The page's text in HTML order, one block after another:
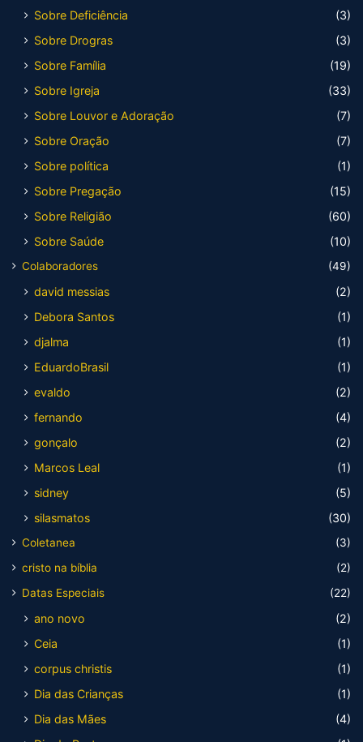
Sobre Deficiência
(3)
Sobre Drogras
(3)
Sobre Família
(19)
Sobre Igreja
(33)
Sobre Louvor e Adoração
(7)
Sobre Oração
(7)
Sobre política
(1)
Sobre Pregação
(15)
Sobre Religião
(60)
Sobre Saúde
(10)
Colaboradores (49)
david messias
(2)
Debora Santos
(1)
djalma
(1)
EduardoBrasil
(1)
evaldo
(2)
fernando
(4)
gonçalo
(2)
Marcos Leal
(1)
sidney
(5)
silasmatos
(30)
Coletanea
(3)
cristo na bíblia
(2)
Datas Especiais
(22)
ano novo
(2)
Ceia
(1)
corpus christis
(1)
Dia das Crianças
(1)
Dia das Mães
(4)